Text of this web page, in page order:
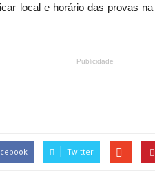
local e horário das provas
Publicidade
Twitter